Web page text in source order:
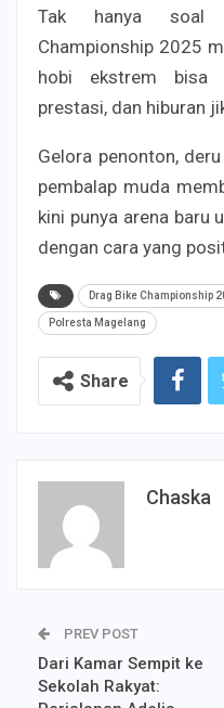
Tak hanya soal
Championship 2025
hobi ekstrem bisa
prestasi, dan hiburan
Gelora penonton,
pembalap muda
kini punya arena baru
dengan cara yang
Drag Bike Championship
Polresta Magelang
Share
Chaska
PREV POST
Dari Kamar Sempit ke
Sekolah Rakyat: